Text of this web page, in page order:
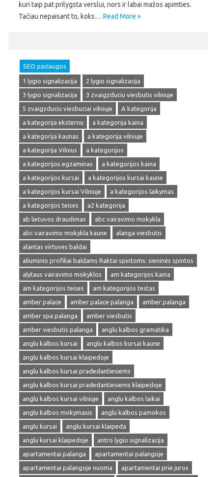
kuri taip pat prilygsta verslui, nors ir labai mažos apimties.
Tačiau nepaisant to, koks… Read More »
SEO paslaugos
1 lygio signalizacija
2 lygio signalizacija
3 lygio signalizacija
3 zvaigzduciu viesbutis vilniuje
5 zvaigzduciu viesbuciai vilniuje
A kategorija
a kategorija eksternu
a kategorija kaina
a kategorija kaunas
a kategorija vilniuje
a kategorija Vilnius
a kategorijos
a kategorijos egzaminas
a kategorijos kaina
a kategorijos kursai
a kategorijos kursai kaune
a kategorijos kursai Vilniuje
a kategorijos laikymas
a kategorijos teises
a2 kategorija
ab lietuvos draudimas
abc vairavimo mokykla
abc vairavimo mokykla kaune
alanga viesbutis
alantas virtuves baldai
aliuminio profiliai baldams Raktai spintoms: sieninės spintos
alytaus vairavimo mokyklos
am kategorijos kaina
am kategorijos teises
am kategorijos testas
amber palace
amber palace palanga
amber palanga
amber spa palanga
amber viesbutis
amber viesbutis palanga
anglu kalbos gramatika
anglu kalbos kursai
anglu kalbos kursai kaune
anglu kalbos kursai klaipedoje
anglu kalbos kursai pradedantiesiems
anglu kalbos kursai pradedantiesiems klaipedoje
anglu kalbos kursai vilniuje
anglu kalbos laikai
anglu kalbos mokymasis
anglu kalbos pamokos
anglu kursai
anglu kursai klaipeda
anglu kursai klaipedoje
antro lygio signalizacija
apartamentai palanga
apartamentai palangoje
apartamentai palangoje nuoma
apartamentai prie juros